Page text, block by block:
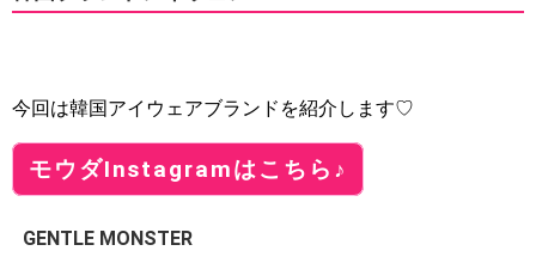
今回は韓国アイウェアブランドを紹介します♡
モウダInstagramはこちら♪
GENTLE MONSTER